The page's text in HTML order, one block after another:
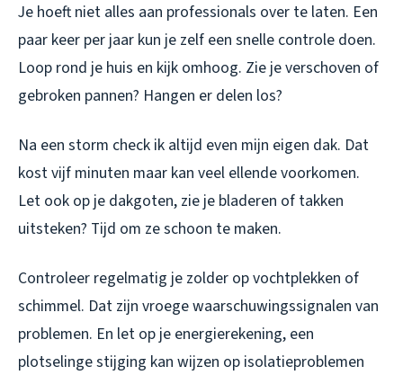
Je hoeft niet alles aan professionals over te laten. Een
paar keer per jaar kun je zelf een snelle controle doen.
Loop rond je huis en kijk omhoog. Zie je verschoven of
gebroken pannen? Hangen er delen los?
Na een storm check ik altijd even mijn eigen dak. Dat
kost vijf minuten maar kan veel ellende voorkomen.
Let ook op je dakgoten, zie je bladeren of takken
uitsteken? Tijd om ze schoon te maken.
Controleer regelmatig je zolder op vochtplekken of
schimmel. Dat zijn vroege waarschuwingssignalen van
problemen. En let op je energierekening, een
plotselinge stijging kan wijzen op isolatieproblemen